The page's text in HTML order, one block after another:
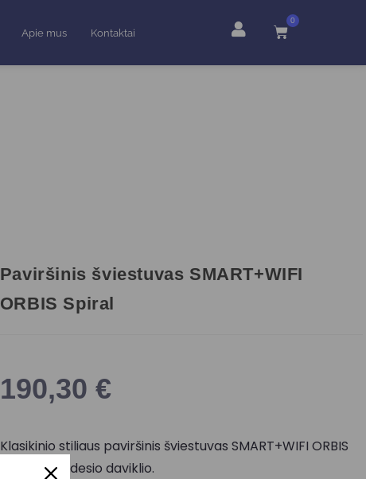
Apie mus Kontaktai
0
Paviršinis šviestuvas SMART+WIFI
ORBIS Spiral
190,30 €
Klasikinio stiliaus paviršinis šviestuvas SMART+WIFI ORBIS
Spiral, be judesio daviklio.